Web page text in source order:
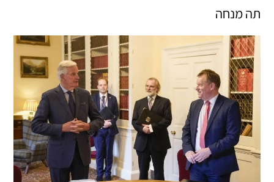
תה מנחה